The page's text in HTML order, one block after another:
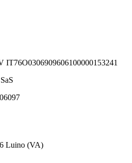
IT76O0306909606100000153241
Luino (VA)